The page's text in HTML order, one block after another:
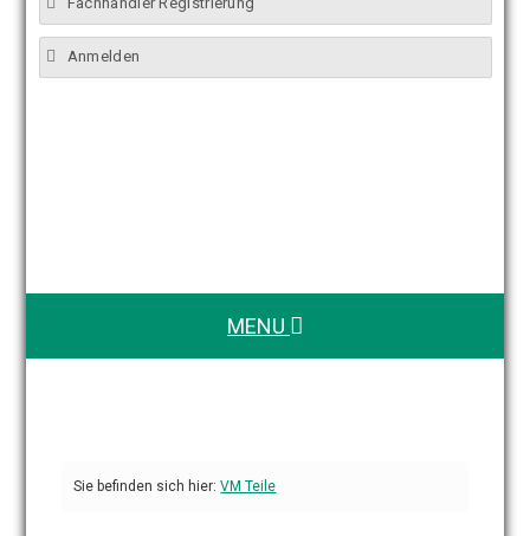
Anmelden
MENU
Sie befinden sich hier:VM Teile